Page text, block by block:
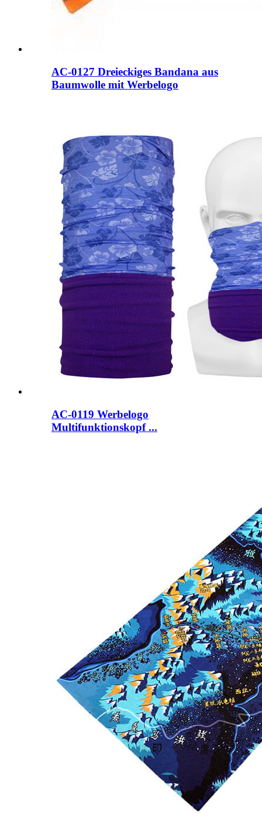
AC-0127 Dreieckiges Bandana aus
Baumwolle mit Werbelogo
AC-0119 Werbelogo
Multifunktionskopf ...